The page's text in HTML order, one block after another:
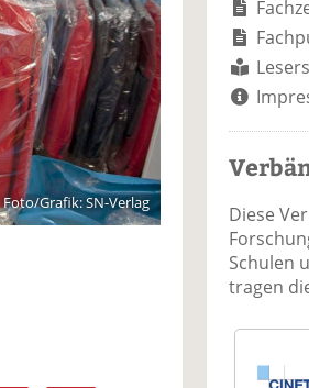
Foto/Grafik: SN-Verlag
Diese
Schulen
tragen